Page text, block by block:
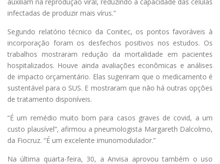
infectadas de produzir mais vírus.”
Segundo relatório técnico da Conitec, os pontos favoráveis à
incorporação foram os desfechos positivos nos estudos. Os
trabalhos mostraram redução da mortalidade em pacientes
hospitalizados. Houve ainda avaliações econômicas e análises
de impacto orçamentário. Elas sugeriram que o medicamento é
sustentável para o SUS. E mostraram que não há outras opções
de tratamento disponíveis.
“É um remédio muito bom para casos graves de covid, a um
custo plausível”, afirmou a pneumologista Margareth Dalcolmo,
da Fiocruz. “É um excelente imunomodulador.”
Na última quarta-feira, 30, a Anvisa aprovou também o uso